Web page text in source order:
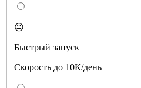
😐
Быстрый запуск
Скорость до 10К/день